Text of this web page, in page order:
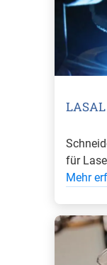
LASAL
für
Mehr